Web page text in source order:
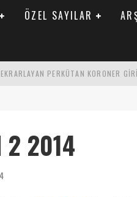
ÖZEL SAYILAR
PERKÜTAN KORONER
TRIGLISERID/HDL ORANININ
2 2014